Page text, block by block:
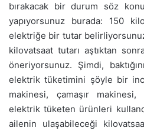
bırakacak bir durum söz
yapıyorsunuz burada: 150
elektriğe bir tutar
kilovatsaat tutarı aştıktan
öneriyorsunuz. Şimdi,
elektrik tüketimini şöyle bir
makinesi, çamaşır
elektrik tüketen ürünleri
ailenin ulaşabileceği